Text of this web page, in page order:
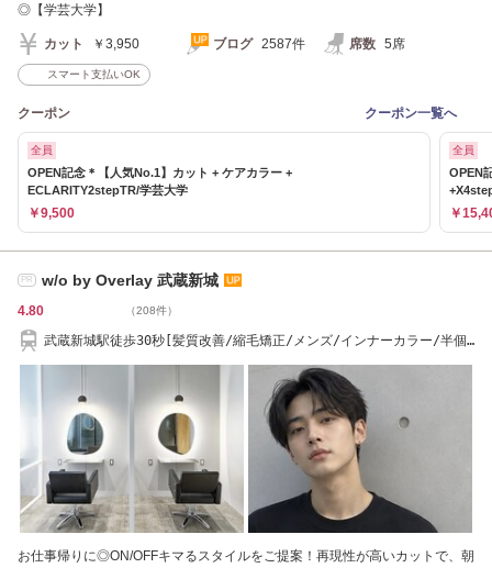
◎【学芸大学】
カット ￥3,950 ブログ 2587件 席数 5席
スマート支払いOK
クーポン クーポン一覧へ
全員
OPEN記念＊【人気No.1】カット + ケアカラー +
ECLARITY2stepTR/学芸大学
￥9,500
全員
OPEN
￥
PR w/o by Overlay 武蔵新城
4.80 （208件）
武蔵新城駅徒歩30秒[髪質改善/縮毛矯正/メンズ/インナーカラー/半個
お仕事帰りに◎ON/OFFキマるスタイルをご提案！再現性が高いカットで、朝